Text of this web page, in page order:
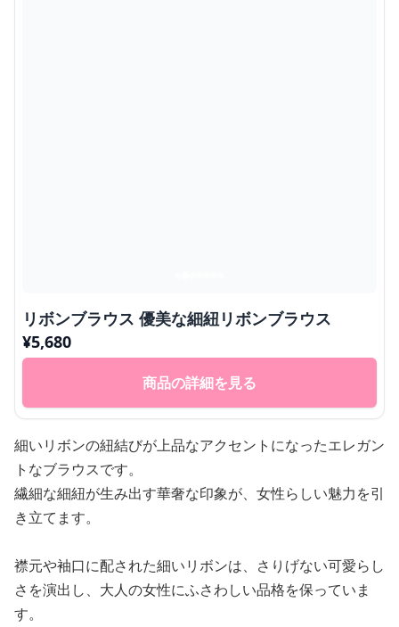
リボンブラウス 優美な細紐リボンブラウス
¥5,680
商品の詳細を見る
細いリボンの紐結びが上品なアクセントになったエレガン
トなブラウスです。
繊細な細紐が生み出す華奢な印象が、女性らしい魅力を引
き立てます。
襟元や袖口に配された細いリボンは、さりげない可愛らし
さを演出し、大人の女性にふさわしい品格を保っていま
す。